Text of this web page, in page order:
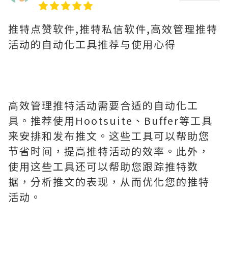
推特点赞软件,推特私信软件,高效管理推特
活动的自动化工具推荐与使用心得
高效管理推特活动需要合适的自动化工
具。推荐使用Hootsuite、Buffer等工具
来安排和发布推文。这些工具可以帮助您
节省时间，提高推特活动的效率。此外，
使用这些工具还可以帮助您跟踪推特数
据，分析推文的表现，从而优化您的推特
活动。